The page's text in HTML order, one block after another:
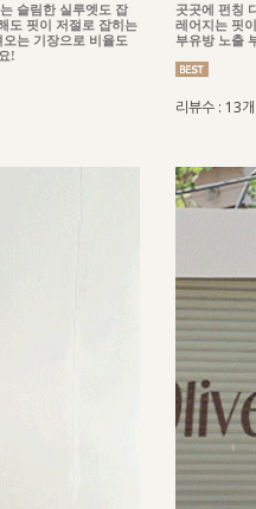
슬림한 실루엣도 잡
도 핏이 저절로 잡히는
는 기장으로 비율도
!
곳곳에 펀칭
레어지는 핏
부유방 노출
리뷰수 : 13개